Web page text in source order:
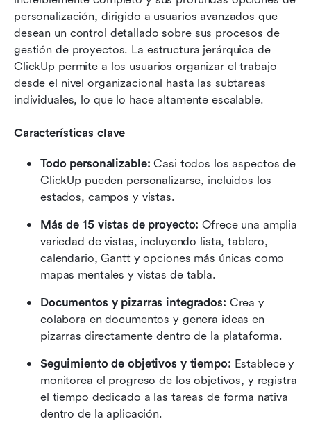
personalización, dirigido a usuarios avanzados que
desean un control detallado sobre sus procesos de
gestión de proyectos. La estructura jerárquica de
ClickUp permite a los usuarios organizar el trabajo
desde el nivel organizacional hasta las subtareas
individuales, lo que lo hace altamente escalable.
Características clave
Todo personalizable: Casi todos los aspectos de
ClickUp pueden personalizarse, incluidos los
estados, campos y vistas.
Más de 15 vistas de proyecto: Ofrece una amplia
variedad de vistas, incluyendo lista, tablero,
calendario, Gantt y opciones más únicas como
mapas mentales y vistas de tabla.
Documentos y pizarras integrados: Crea y
colabora en documentos y genera ideas en
pizarras directamente dentro de la plataforma.
Seguimiento de objetivos y tiempo: Establece y
monitorea el progreso de los objetivos, y registra
el tiempo dedicado a las tareas de forma nativa
dentro de la aplicación.